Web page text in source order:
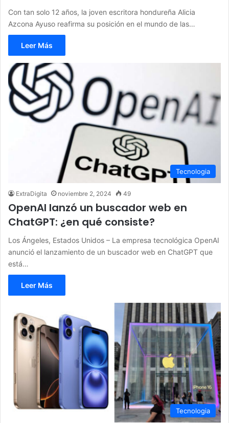
Con tan solo 12 años, la joven escritora hondureña Alicia
Azcona Ayuso reafirma su posición en el mundo de las…
Leer Más
Tecnologia
ExtraDigita noviembre 2, 2024 49
OpenAI lanzó un buscador web en
ChatGPT: ¿en qué consiste?
Los Ángeles, Estados Unidos – La empresa tecnológica OpenAI
anunció el lanzamiento de un buscador web en ChatGPT que
está…
Leer Más
Tecnologia